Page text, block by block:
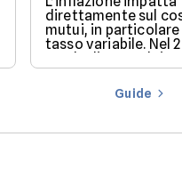
direttamente sul
mutui, in particolare
tasso variabile. Nel
con la discesa dei
il mercato offre
più favorevoli per
finanziareGuide